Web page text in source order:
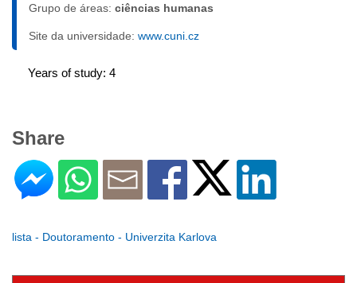
Grupo de áreas: ciências humanas
Site da universidade: www.cuni.cz
Years of study: 4
Share
lista - Doutoramento - Univerzita Karlova